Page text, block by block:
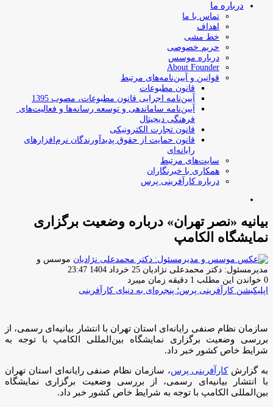
درباره ما
تماس با ما
اهداف
خط مشی
حریم خصوصی
درباره موسس
About Founder
قوانین و آیین‌نامه‌های مرتبط
‌قانون مطبوعات
آیین‌نامه اجرایی قانون مطبوعات، مصوب 1395
آیین‌نامه سامان­دهی و توسعه رسانه­‌ها و فعالیت‌­های
فرهنگی دیجیتال
قانون تجارت الکترونیکی
قانون حمایت از حقوق پدیدآورندگان نرم‌افزارهای
رایانه‌ای
سایت‌های مرتبط
همکاری با خبرنگاران
درباره کارآفرینی پرس
بیانیه «نصر تهران» درباره وضعیت برگزاری
نمایشگاه الکامپ
موسس و
مدیرمسئول: دکتر محمدعلی نژادیان ارسال
ایمیل
25 خرداد 1404 23:47
0 خواندن این مطلب 1 دقیقه زمان میبرد
اپلیکیشن کارآفرینی پرس؛ پنجره‌ای به دنیای کارآفرینی
سازمان نظام صنفی رایانه‌ای استان تهران با انتشار بیانیه‌ای رسمی، از
بررسی وضعیت برگزاری نمایشگاه بین‌المللی الکامپ با توجه به
شرایط خاص کشور خبر داد.
به گزارشکارآفرینی پرس، سازمان نظام صنفی رایانه‌ای استان تهران
با انتشار بیانیه‌ای رسمی، از بررسی وضعیت برگزاری نمایشگاه
بین‌المللی الکامپ با توجه به شرایط خاص کشور خبر داد.